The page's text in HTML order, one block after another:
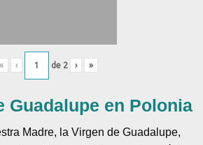
« ‹ de 2 › »
Guadalupe en Polonia
Madre, la Virgen de Guadalupe,